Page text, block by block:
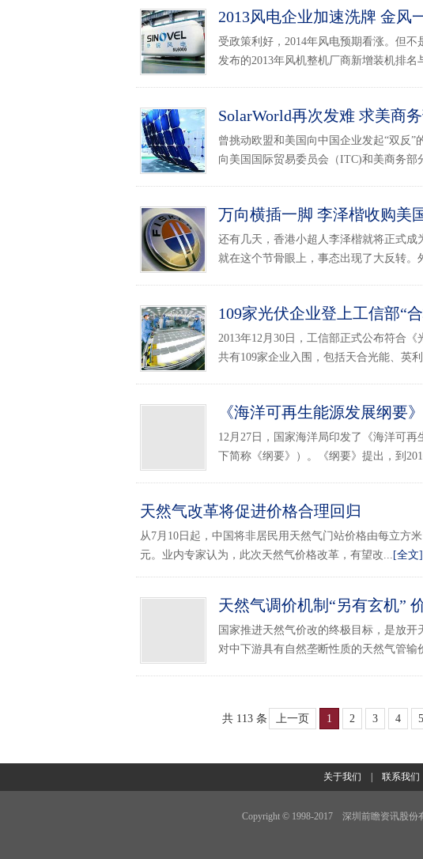
2013风电企业加速洗牌 金风
受政策利好，2014年风电预期看涨。但
发布的2013年风机整机厂商新增装机排名
SolarWorld再次发难 求美商
曾挑动欧盟和美国向中国企业发起“双反”
向美国国际贸易委员会（ITC)和美商务部
万向横插一脚 李泽楷收购美
还有几天，香港小超人李泽楷就将正式成
就在这个节骨眼上，事态出现了大反转。
109家光伏企业登上工信部“
2013年12月30日，工信部正式公布符合
共有109家企业入围，包括天合光能、英
《海洋可再生能源发展纲要
12月27日，国家海洋局印发了《海洋可
下简称《纲要》）。《纲要》提出，到
天然气改革将促进价格合理回归
从7月10日起，中国将非居民用天然气门站价格由每立方
元。业内专家认为，此次天然气价格改革，有望改... [全文]
天然气调价机制“另有玄机”
国家推进天然气价改的终极目标，是放
对中下游具有自然垄断性质的天然气管输
共 113 条 上一页 1 2 3 4 5
关于我们 联系我们
Copyright © 1998-2017 深圳前瞻资讯股